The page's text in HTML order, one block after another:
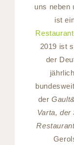
uns neben
ist
2019 ist
der
der
Varta, der